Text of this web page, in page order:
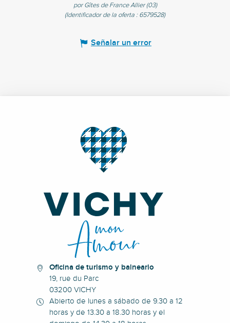
por Gîtes de France Allier (03)
(Identificador de la oferta : 6579528)
Señalar un error
Oficina de turismo y balneario
19, rue du Parc
03200 VICHY
Abierto de lunes a sábado de 9.30 a 12
horas y de 13.30 a 18.30 horas y el